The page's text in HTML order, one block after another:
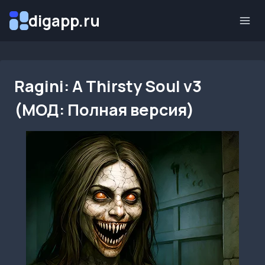
digapp.ru
Ragini: A Thirsty Soul v3
(МОД: Полная версия)